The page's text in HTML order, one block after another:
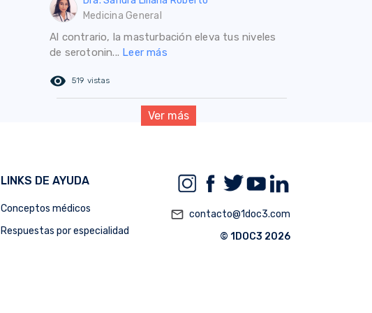
Medicina General
Al contrario, la masturbación eleva tus niveles
de serotonin... Leer más
remove_red_eye 519 vistas
Ver más
LINKS DE AYUDA
Conceptos médicos
Respuestas por especialidad
mail_outline contacto@1doc3.com
© 1DOC3 2026